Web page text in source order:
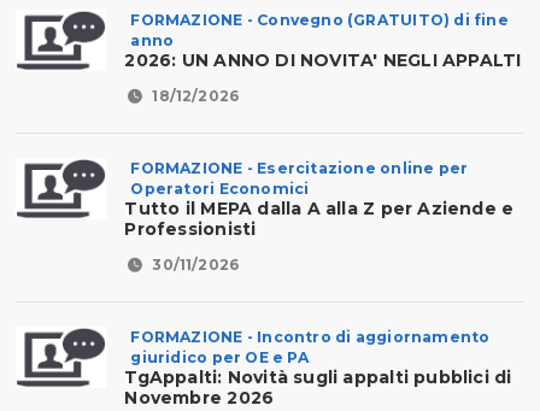
FORMAZIONE - Convegno (GRATUITO) di fine
anno
2026: UN ANNO DI NOVITA' NEGLI APPALTI
18/12/2026
FORMAZIONE - Esercitazione online per
Operatori Economici
Tutto il MEPA dalla A alla Z per Aziende e
Professionisti
30/11/2026
FORMAZIONE - Incontro di aggiornamento
giuridico per OE e PA
TgAppalti: Novità sugli appalti pubblici di
Novembre 2026